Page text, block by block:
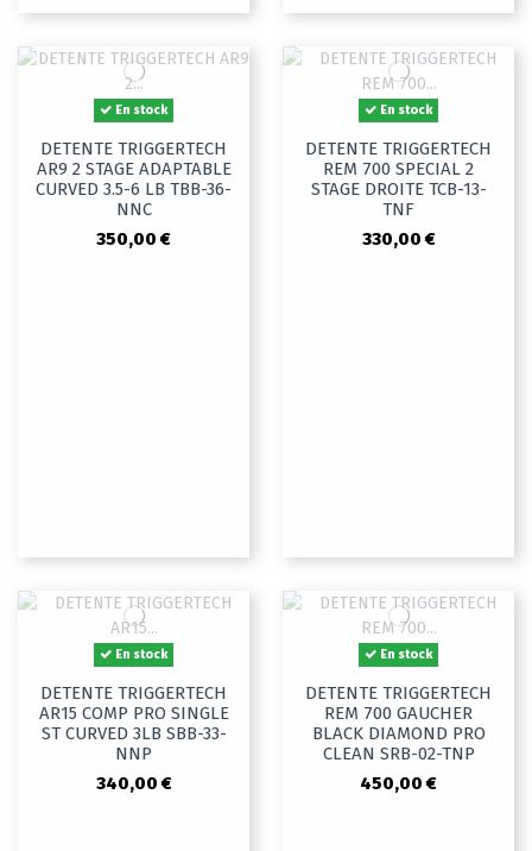
En stock
DETENTE TRIGGERTECH
AR9 2 STAGE ADAPTABLE
CURVED 3.5-6 LB TBB-36-
NNC
350,00 €
En stock
DETENTE TRIGGERTECH
REM 700 SPECIAL 2
STAGE DROITE TCB-13-
TNF
330,00 €
En stock
DETENTE TRIGGERTECH
AR15 COMP PRO SINGLE
ST CURVED 3LB SBB-33-
NNP
340,00 €
En stock
DETENTE TRIGGERTECH
REM 700 GAUCHER
BLACK DIAMOND PRO
CLEAN SRB-02-TNP
450,00 €